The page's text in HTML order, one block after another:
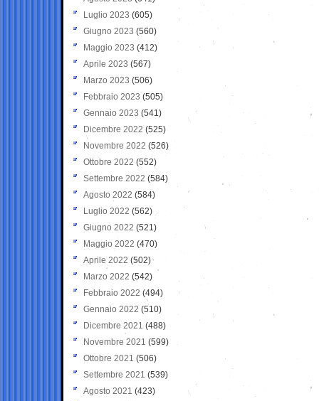
Luglio 2023 (605)
Giugno 2023 (560)
Maggio 2023 (412)
Aprile 2023 (567)
Marzo 2023 (506)
Febbraio 2023 (505)
Gennaio 2023 (541)
Dicembre 2022 (525)
Novembre 2022 (526)
Ottobre 2022 (552)
Settembre 2022 (584)
Agosto 2022 (584)
Luglio 2022 (562)
Giugno 2022 (521)
Maggio 2022 (470)
Aprile 2022 (502)
Marzo 2022 (542)
Febbraio 2022 (494)
Gennaio 2022 (510)
Dicembre 2021 (488)
Novembre 2021 (599)
Ottobre 2021 (506)
Settembre 2021 (539)
Agosto 2021 (423)